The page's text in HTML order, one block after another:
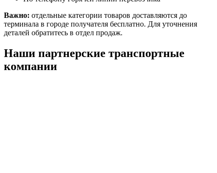
Важно: отдельные категории товаров доставляются до
терминала в городе получателя бесплатно. Для уточнения
деталей обратитесь в отдел продаж.
Наши партнерские транспортные
компании